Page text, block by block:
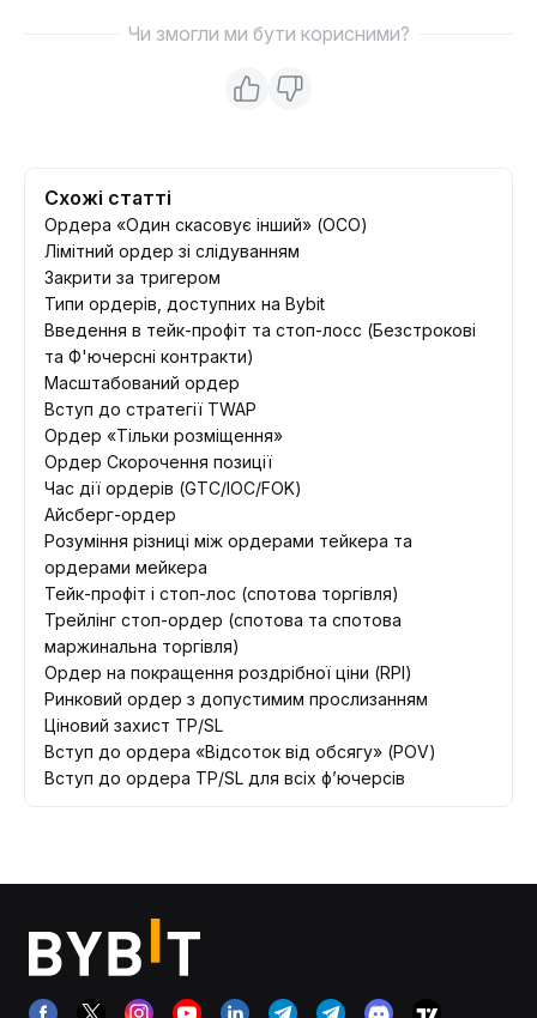
Чи змогли ми бути корисними?
Схожі статті
Ордера «Один скасовує інший» (ОСО)
Лімітний ордер зі слідуванням
Закрити за тригером
Типи ордерів, доступних на Bybit
Введення в тейк-профіт та стоп-лосс (Безстрокові
та Ф'ючерсні контракти)
Масштабований ордер
Вступ до стратегії TWAP
Ордер «Тільки розміщення»
Ордер Скорочення позиції
Час дії ордерів (GTC/IOC/FOK)
Айсберг-ордер
Розуміння різниці між ордерами тейкера та
ордерами мейкера
Тейк-профіт і стоп-лос (спотова торгівля)
Трейлінг стоп-ордер (спотова та спотова
маржинальна торгівля)
Ордер на покращення роздрібної ціни (RPI)
Ринковий ордер з допустимим прослизанням
Ціновий захист TP/SL
Вступ до ордера «Відсоток від обсягу» (POV)
Вступ до ордера TP/SL для всіх ф’ючерсів